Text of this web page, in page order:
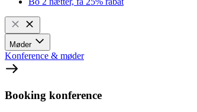
Møder
Konference & møder
Booking konference